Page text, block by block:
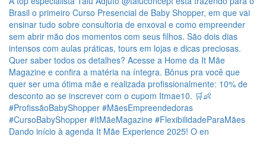
Dando início à agenda It Mãe Experience 2025! O en